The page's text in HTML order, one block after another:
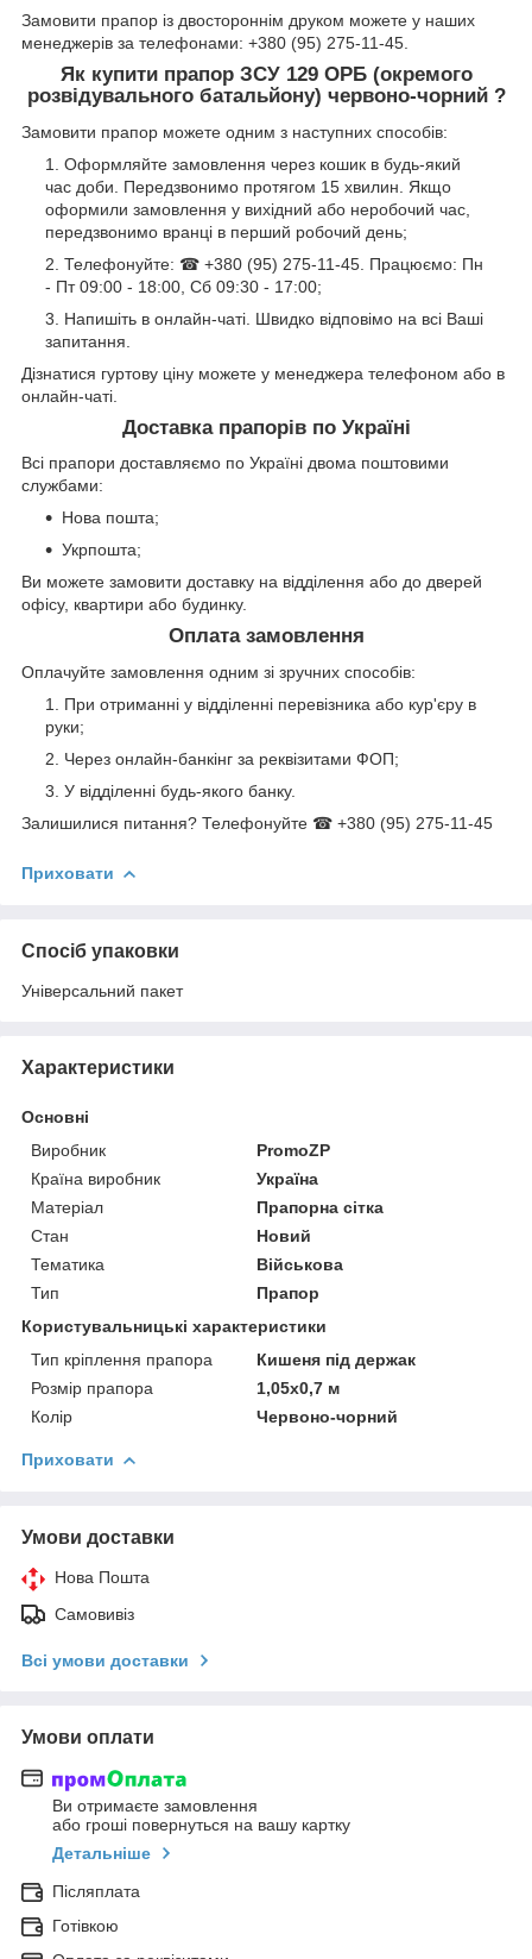
Замовити прапор із двостороннім друком можете у наших
менеджерів за телефонами: +380 (95) 275-11-45.
Як купити прапор ЗСУ 129 ОРБ (окремого
розвідувального батальйону) червоно-чорний ?
Замовити прапор можете одним з наступних способів:
Оформляйте замовлення через кошик в будь-який
час доби. Передзвонимо протягом 15 хвилин. Якщо
оформили замовлення у вихідний або неробочий час,
передзвонимо вранці в перший робочий день;
Телефонуйте: ☎ +380 (95) 275-11-45. Працюємо: Пн
- Пт 09:00 - 18:00, Сб 09:30 - 17:00;
Напишіть в онлайн-чаті. Швидко відповімо на всі Ваші
запитання.
Дізнатися гуртову ціну можете у менеджера телефоном або в
онлайн-чаті.
Доставка прапорів по Україні
Всі прапори доставляємо по Україні двома поштовими
службами:
Нова пошта;
Укрпошта;
Ви можете замовити доставку на відділення або до дверей
офісу, квартири або будинку.
Оплата замовлення
Оплачуйте замовлення одним зі зручних способів:
При отриманні у відділенні перевізника або кур'єру в
руки;
Через онлайн-банкінг за реквізитами ФОП;
У відділенні будь-якого банку.
Залишилися питання? Телефонуйте ☎ +380 (95) 275-11-45
Приховати
Спосіб упаковки
Універсальний пакет
Характеристики
Основні
Виробник
PromoZP
Країна виробник
Україна
Матеріал
Прапорна сітка
Стан
Новий
Тематика
Військова
Тип
Прапор
Користувальницькі характеристики
Тип кріплення прапора
Кишеня під держак
Розмір прапора
1,05х0,7 м
Колір
Червоно-чорний
Приховати
Умови доставки
Нова Пошта
Самовивіз
Всі умови доставки
Умови оплати
Ви отримаєте замовлення
або гроші повернуться на вашу картку
Детальніше
Післяплата
Готівкою